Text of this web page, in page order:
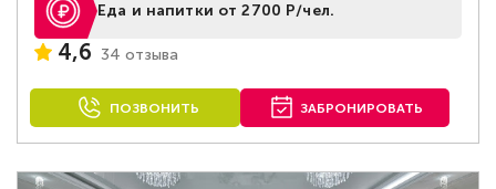
Еда и напитки от 2700 Р/чел.
4,6 34 отзыва
ПОЗВОНИТЬ ЗАБРОНИРОВАТЬ